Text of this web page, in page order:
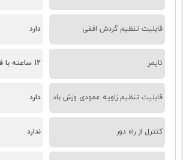
قابلیت تنظیم گردش افقی دارد
تایمر 12 ساعته با فواصل زمانی 1 ساعته
قابلیت تنظیم زاویه عمودی وزش باد دارد
کنترل از راه دور ندارد